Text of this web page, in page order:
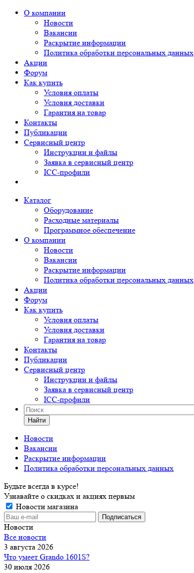
О компании
Новости
Вакансии
Раскрытие информации
Политика обработки персональных данных
Акции
Форум
Как купить
Условия оплаты
Условия доставки
Гарантия на товар
Контакты
Публикации
Сервисный центр
Инструкции и файлы
Заявка в сервисный центр
ICC-профили
Каталог
Оборудование
Расходные материалы
Программное обеспечение
О компании
Новости
Вакансии
Раскрытие информации
Политика обработки персональных данных
Акции
Форум
Как купить
Условия оплаты
Условия доставки
Гарантия на товар
Контакты
Публикации
Сервисный центр
Инструкции и файлы
Заявка в сервисный центр
ICC-профили
Найти
Новости
Вакансии
Раскрытие информации
Политика обработки персональных данных
Будьте всегда в курсе!
Узнавайте о скидках и акциях первым
Новости магазина
Новости
Все новости
3 августа 2026
Что умеет Grando 1601S?
30 июля 2026